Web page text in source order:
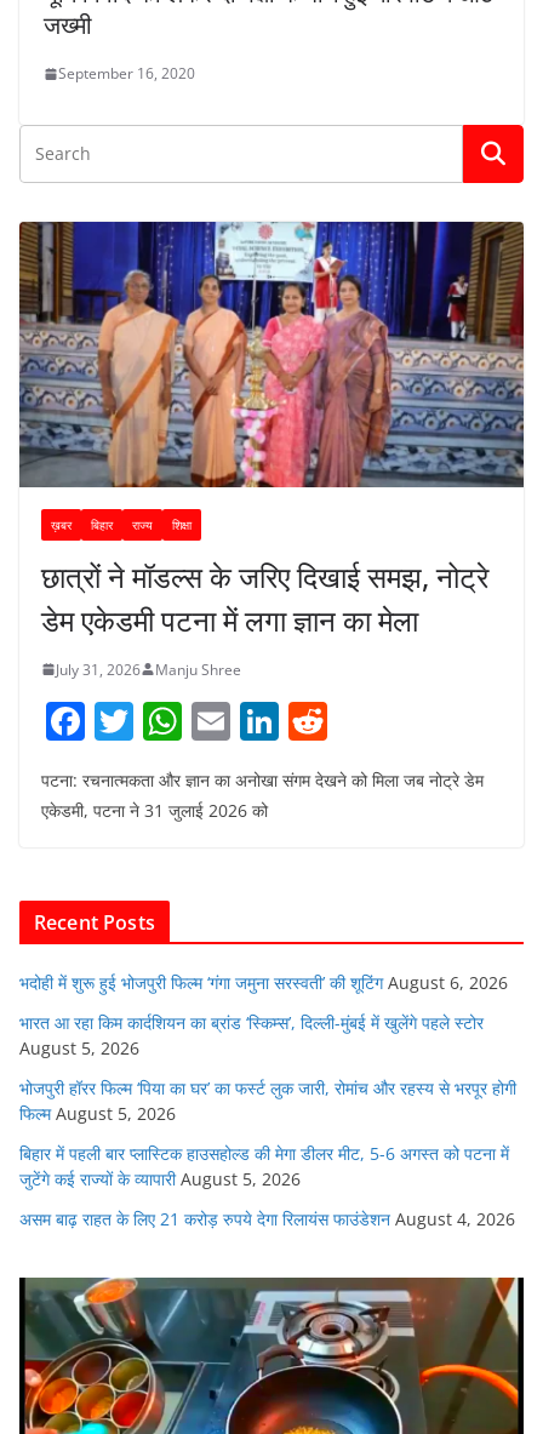
जख्मी
September 16, 2020
ख़बर बिहार राज्य शिक्षा
छात्रों ने मॉडल्स के जरिए दिखाई समझ, नोट्रे
डेम एकेडमी पटना में लगा ज्ञान का मेला
July 31, 2026 Manju Shree
F
c
o
o
k
T
itt
W
at
p
E
m
ai
Li
n
k
e
d
पटना: रचनात्मकता और ज्ञान का अनोखा संगम देखने को मिला जब नोट्रे डेम
एकेडमी, पटना ने 31 जुलाई 2026 को
Recent Posts
भदोही में शुरू हुई भोजपुरी फिल्म ‘गंगा जमुना सरस्वती’ की शूटिंग August 6, 2026
भारत आ रहा किम कार्दशियन का ब्रांड ‘स्किम्स’, दिल्ली-मुंबई में खुलेंगे पहले स्टोर
August 5, 2026
भोजपुरी हॉरर फिल्म ‘पिया का घर’ का फर्स्ट लुक जारी, रोमांच और रहस्य से भरपूर होगी
फिल्म August 5, 2026
बिहार में पहली बार प्लास्टिक हाउसहोल्ड की मेगा डीलर मीट, 5-6 अगस्त को पटना में
जुटेंगे कई राज्यों के व्यापारी August 5, 2026
असम बाढ़ राहत के लिए 21 करोड़ रुपये देगा रिलायंस फाउंडेशन August 4, 2026